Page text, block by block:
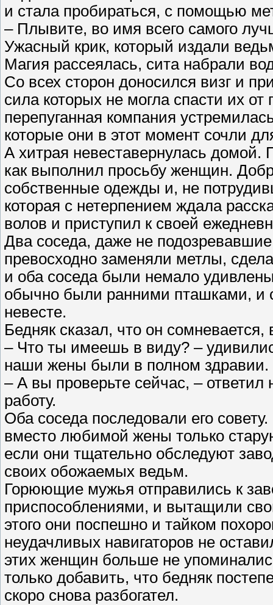
и стала пробираться, с помощью
– Плывите, во имя всего самого
Ужасный крик, который издали
Магия рассеялась, сита набрали
Со всех сторон доносился визг и
сила которых не могла спасти их
перепуганная компания
которые они в этот момент сочли
А хитрая невеставернулась
как выполнил просьбу женщин.
собственные одежды и, не
которая с нетерпением ждала
волов и приступил к своей
Два соседа, даже не
превосходно заменяли метлы,
и оба соседа были немало
обычно были ранними пташками, и
невесте.
Бедняк сказал, что он
– Что ты имеешь в виду? –
наши жены были в полном здравии.
– А вы проверьте сейчас, – ответил
работу.
Оба соседа последовали его
вместо любимой жены только
если они тщательно обследуют
своих обожаемых ведьм.
Горюющие мужья отправились к
приспособлениями, и вытащили
этого они поспешно и тайком
неудачливых навигаторов не
этих женщин больше не
только добавить, что бедняк
скоро снова разбогател.